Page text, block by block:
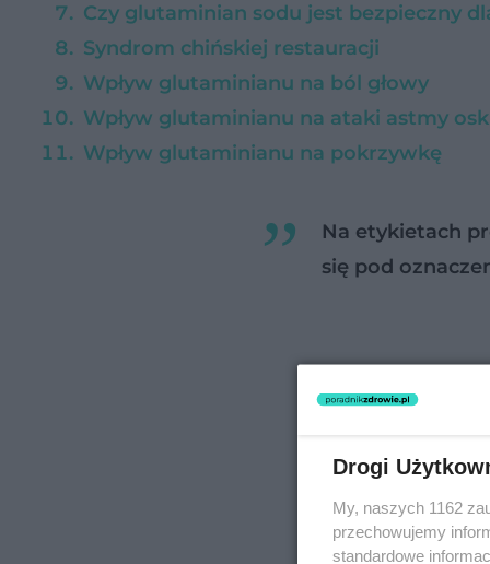
Czy glutaminian sodu jest bezpieczny
Syndrom chińskiej restauracji
Wpływ glutaminianu na ból głowy
Wpływ glutaminianu na ataki astmy
Wpływ glutaminianu na pokrzywkę
Na etykietach
się pod
Drogi
My, naszych 1162
przechowujemy
standardowe